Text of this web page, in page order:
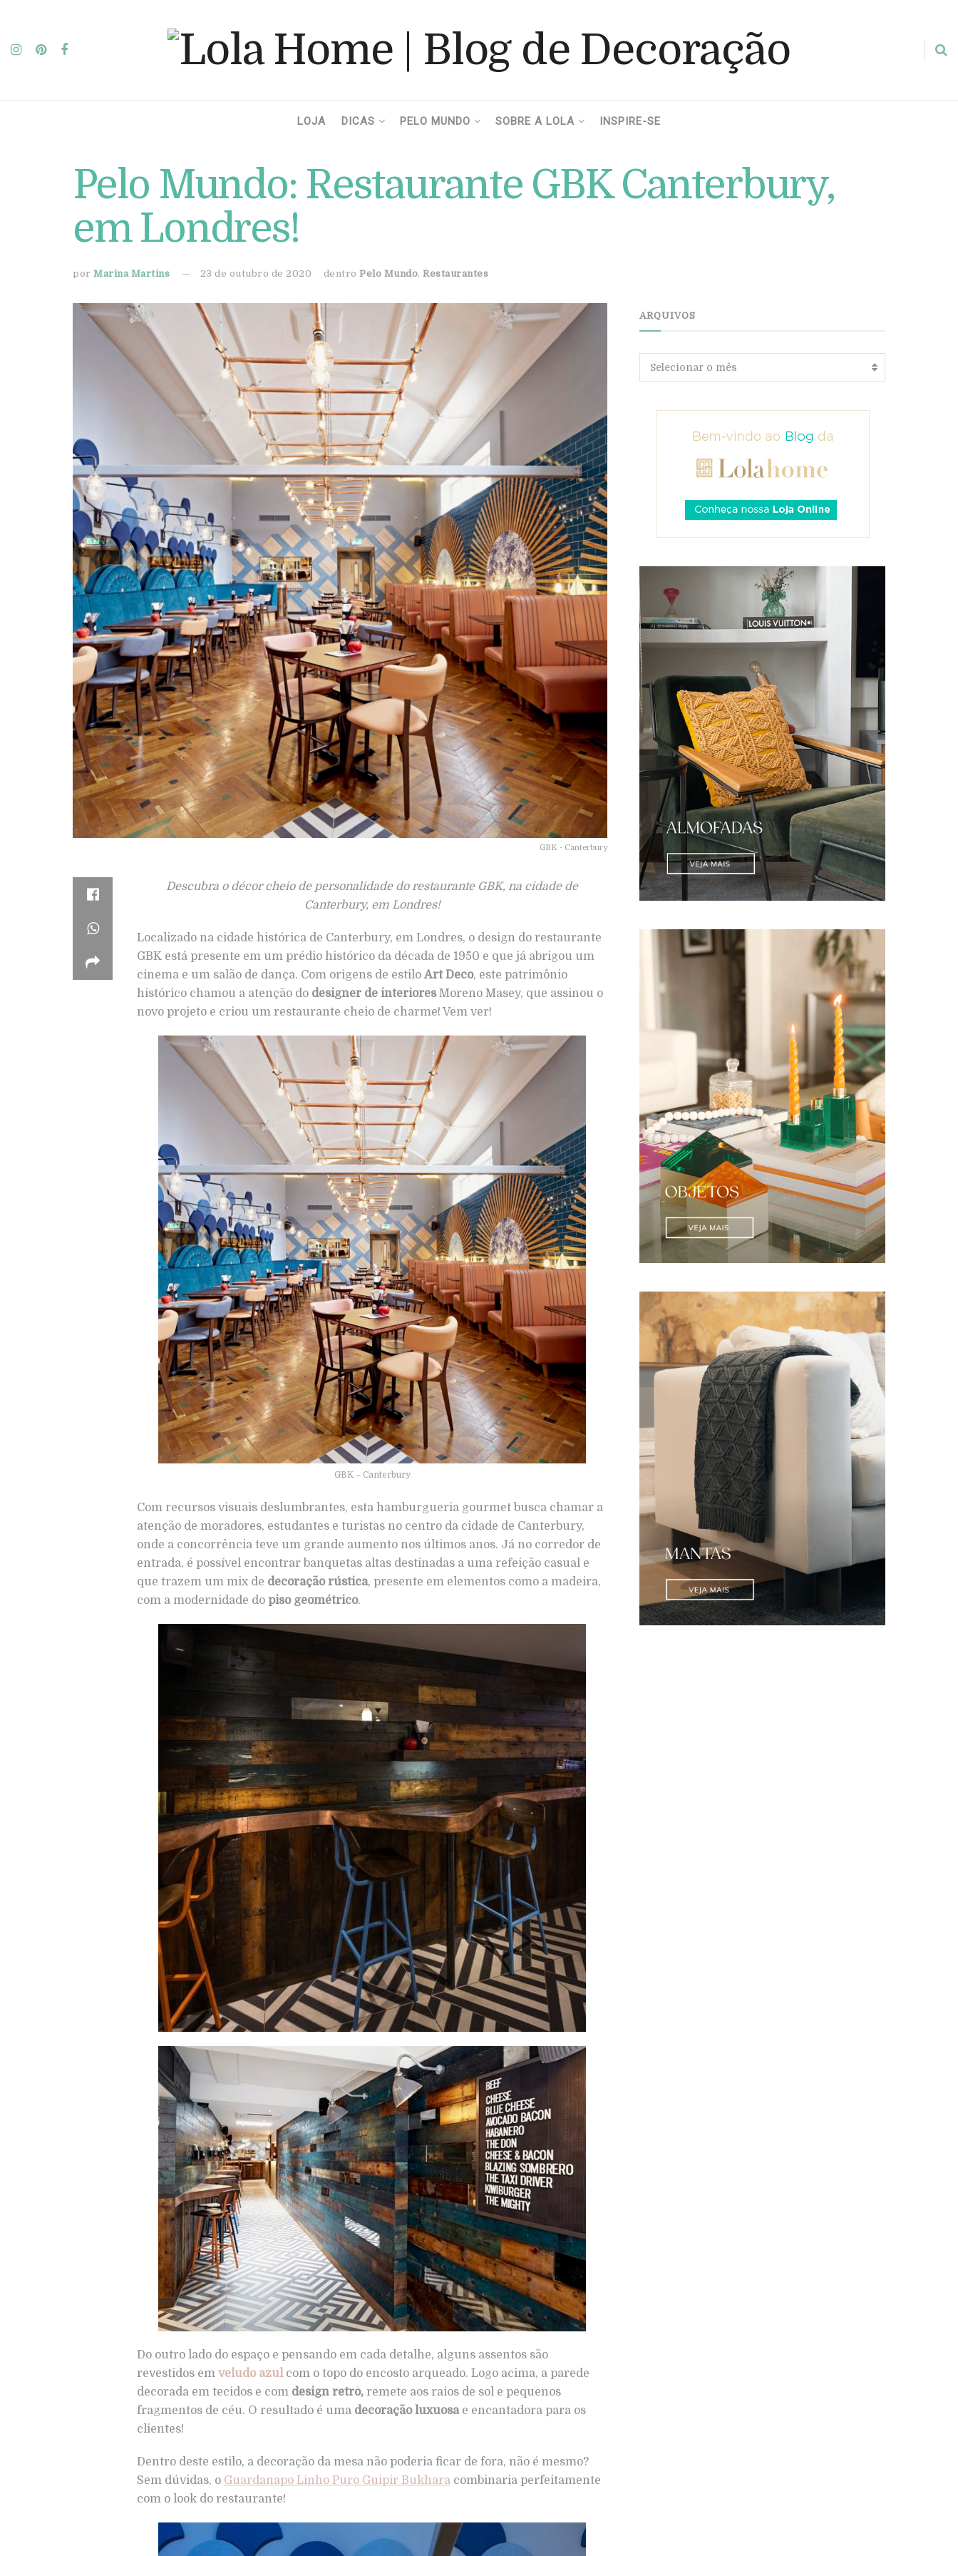
LOJA DICAS PELO MUNDO SOBRE A LOLA INSPIRE-SE
Pelo Mundo: Restaurante GBK Canterbury,
em Londres!
por Marina Martins 23 de outubro de 2020 dentro Pelo Mundo, Restaurantes
GBK - Canterbury
Descubra o décor cheio de personalidade do restaurante GBK, na cidade de
Canterbury, em Londres!
Localizado na cidade histórica de Canterbury, em Londres, o design do restaurante
GBK está presente em um prédio histórico da década de 1950 e que já abrigou um
cinema e um salão de dança. Com origens de estilo Art Deco, este patrimônio
histórico chamou a atenção do designer de interioresMoreno Masey, que assinou o
novo projeto e criou um restaurante cheio de charme! Vem ver!
GBK – Canterbury
Com recursos visuais deslumbrantes, esta hamburgueria gourmet busca chamar a
atenção de moradores, estudantes e turistas no centro da cidade de Canterbury,
onde a concorrência teve um grande aumento nos últimos anos. Já no corredor de
entrada, é possível encontrar banquetas altas destinadas a uma refeição casual e
que trazem um mix de decoração rústica, presente em elementos como a madeira,
com a modernidade do piso geométrico.
Do outro lado do espaço e pensando em cada detalhe, alguns assentos são
revestidos em veludo azulcom o topo do encosto arqueado. Logo acima, a parede
decorada em tecidos e com design retrô, remete aos raios de sol e pequenos
fragmentos de céu. O resultado é uma decoração luxuosae encantadora para os
clientes!
Dentro deste estilo, a decoração da mesa não poderia ficar de fora, não é mesmo?
Sem dúvidas, o Guardanapo Linho Puro Guipir Bukhara combinaria perfeitamente
com o look do restaurante!
ARQUIVOS
Arquivos
Selecionar o mês